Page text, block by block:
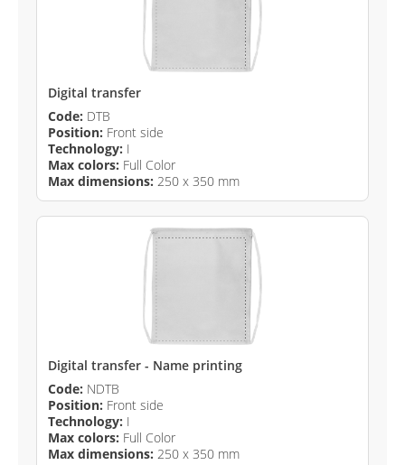
Digital transfer
Code: DTB
Position: Front side
Technology: I
Max colors: Full Color
Max dimensions: 250 x 350 mm
Digital transfer - Name printing
Code: NDTB
Position: Front side
Technology: I
Max colors: Full Color
Max dimensions: 250 x 350 mm